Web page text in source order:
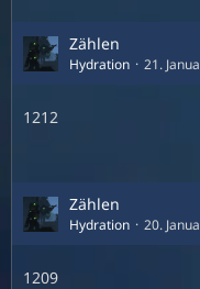
Zählen
Hydration 21.
1212
Zählen
Hydration 20.
1209